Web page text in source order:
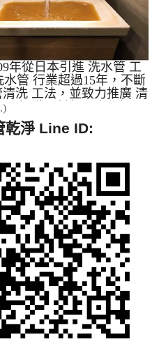
年從日本引進 洗水管 工
水管 行業超過15年，不斷
洗 工法，並致力推廣 清
知識，幫每個人作好居
，讓每個人都有健康的身
2012年 自創特殊 清洗水
。 管乾淨 2014年 全省 洗
多，成功案例高達99.5%。
實際案例最多，提供加盟
來水管清洗洗淨技術，來
／工廠／醫院／學校 / 工
水管清洗服務。本公司不
加盟金、權利金，並提供
轉移及市場開發資訊，水
應用於：醫院／學校／ 工
住宅的給自來水管污垢洗
目： 一、一般住家、機
、公司、工廠機台各項管
淨作業及水質改善工程。
加盟經銷，並提供各種技
乾淨 Line ID: